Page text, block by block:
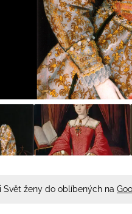
Svět ženy do oblíbených na